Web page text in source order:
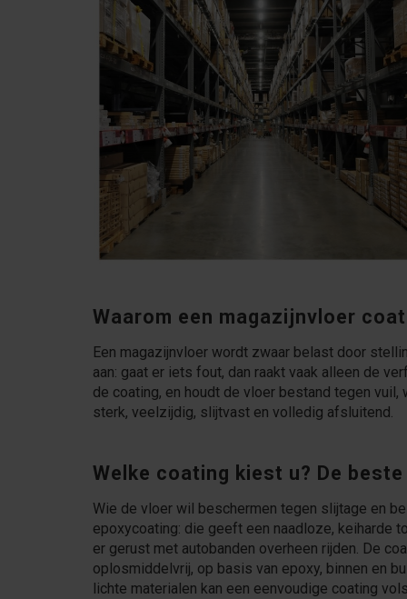
Waarom een magazijnvloer
Een magazijnvloer wordt zwaar belast door
aan: gaat er iets fout, dan raakt vaak alleen de
de coating, en houdt de vloer bestand tegen
sterk, veelzijdig, slijtvast en volledig afsluitend.
Welke coating kiest u? De
Wie de vloer wil beschermen tegen slijtage en
epoxycoating: die geeft een naadloze, keiharde
er gerust met autobanden overheen rijden. De
oplosmiddelvrij, op basis van epoxy, binnen en
lichte materialen kan een eenvoudige coating